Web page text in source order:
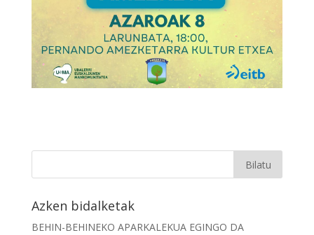
Azken bidalketak
BEHIN-BEHINEKO APARKALEKUA EGINGO DA